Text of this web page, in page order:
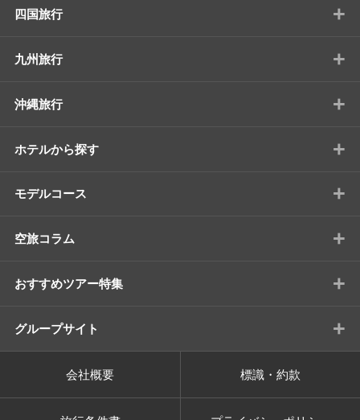
四国旅行 +
九州旅行 +
沖縄旅行 +
ホテルから探す +
モデルコース +
空旅コラム +
おすすめツアー特集 +
グループサイト +
会社概要 標識・約款